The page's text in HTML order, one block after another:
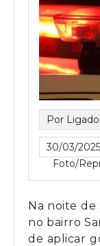
Por
30/03/2025
Foto/
Na noite de
no bairro
de aplicar